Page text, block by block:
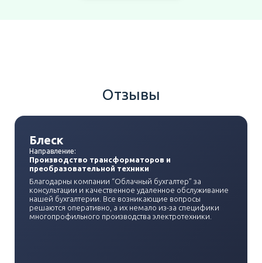
Отзывы
Блеск
Направление:
Производство трансформаторов и
преобразовательной техники
Благодарны компании “Облачный бухгалтер” за
консультации и качественное удаленное обслуживание
нашей бухгалтерии. Все возникающие вопросы
решаются оперативно, а их немало из-за специфики
многопрофильного производства электротехники.